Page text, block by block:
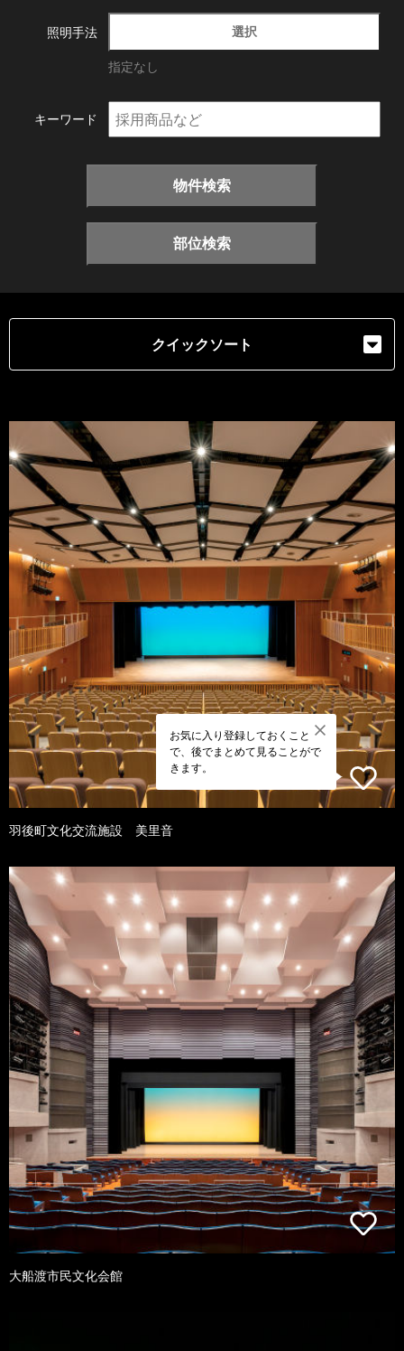
照明手法 選択
指定なし
キーワード
物件検索
部位検索
クイックソート
お気に入り登録しておくこと
で、後でまとめて見ることがで
きます。
羽後町文化交流施設 美里音
大船渡市民文化会館